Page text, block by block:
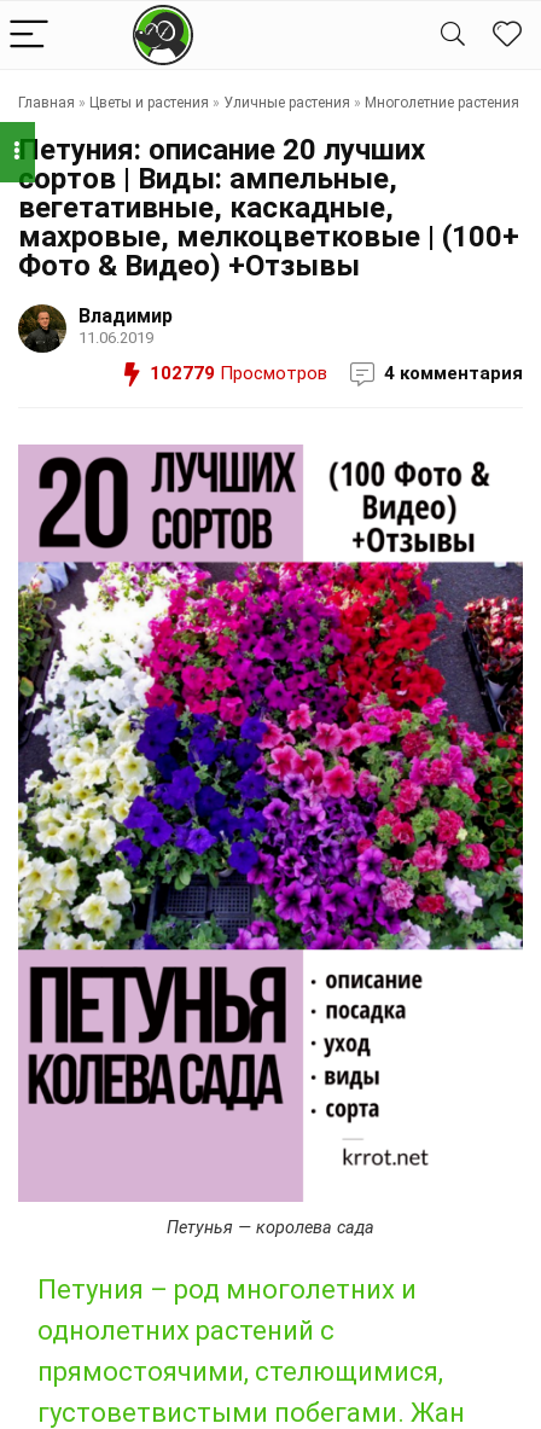
Главная » Цветы и растения » Уличные растения » Многолетние растения
Петуния: описание 20 лучших
сортов | Виды: ампельные,
вегетативные, каскадные,
махровые, мелкоцветковые | (100+
Фото & Видео) +Отзывы
Владимир
11.06.2019
102779 Просмотров 4 комментария
Петунья — королева сада
Петуния – род многолетних и
однолетних растений с
прямостоячими, стелющимися,
густоветвистыми побегами. Жан